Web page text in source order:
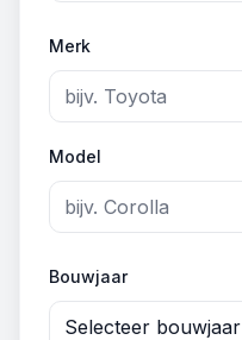
Merk
Model
Bouwjaar
Selecteer bouwjaar